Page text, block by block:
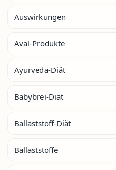
Auswirkungen
Aval-Produkte
Ayurveda-Diät
Babybrei-Diät
Ballaststoff-Diät
Ballaststoffe